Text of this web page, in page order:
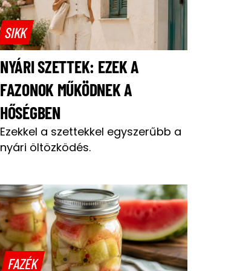
SIKK
NYÁRI SZETTEK: EZEK A
FAZONOK MŰKÖDNEK A
HŐSÉGBEN
Ezekkel a szettekkel egyszerűbb a
nyári öltözködés.
FAZÉK